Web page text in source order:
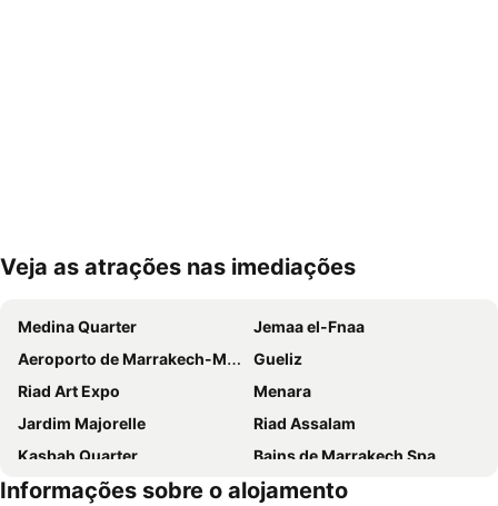
Ampliar mapa
Veja as atrações nas imediações
Medina Quarter
Jemaa el-Fnaa
Aeroporto de Marrakech-Menara
Gueliz
Riad Art Expo
Menara
Jardim Majorelle
Riad Assalam
Kasbah Quarter
Bains de Marrakech Spa
Marrakesh Railway Station
Théâtre Royal
Informações sobre o alojamento